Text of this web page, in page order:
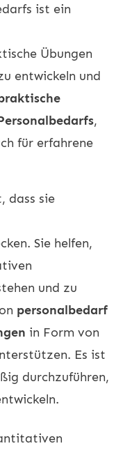
ist ein
Übungen
entwickeln und
,
für erfahrene
dass sie
Sie helfen,
und zu
personalbedarf
in Form von
Es ist
durchzuführen,